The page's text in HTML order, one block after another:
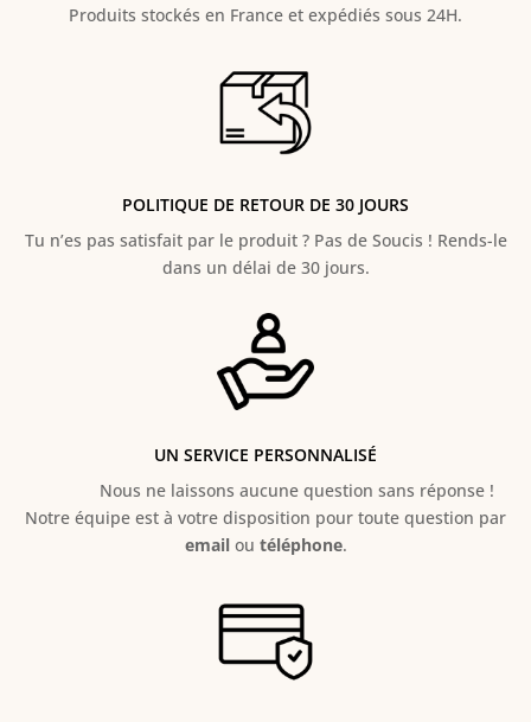
Produits stockés en France et expédiés sous 24H.
POLITIQUE DE RETOUR DE 30 JOURS
Tu n’es pas satisfait par le produit ? Pas de Soucis ! Rends-le
dans un délai de 30 jours.
UN SERVICE PERSONNALISÉ
Nous ne laissons aucune question sans réponse !
Notre équipe est à votre disposition pour toute question par
emailou téléphone.